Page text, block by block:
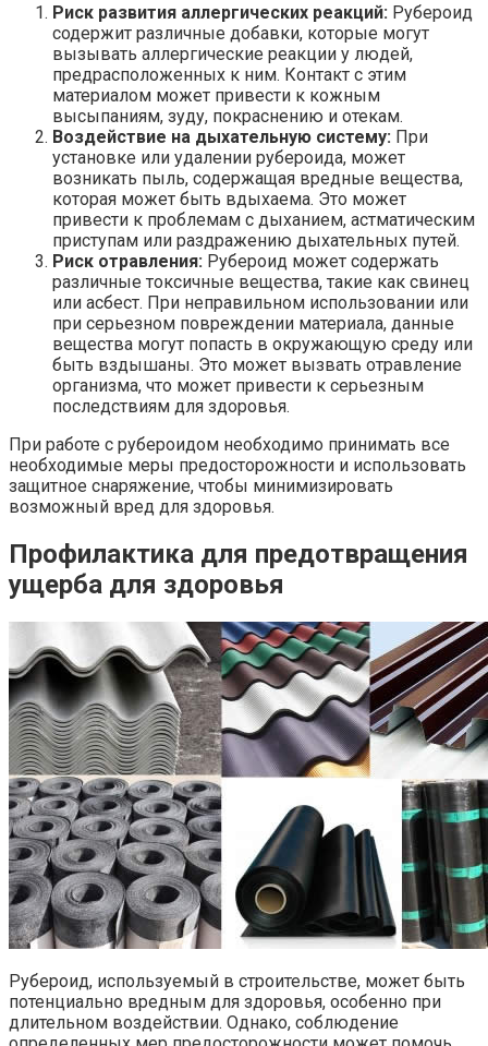
Риск развития аллергических реакций: Рубероид
содержит различные добавки, которые могут
вызывать аллергические реакции у людей,
предрасположенных к ним. Контакт с этим
материалом может привести к кожным
высыпаниям, зуду, покраснению и отекам.
Воздействие на дыхательную систему: При
установке или удалении рубероида, может
возникать пыль, содержащая вредные вещества,
которая может быть вдыхаема. Это может
привести к проблемам с дыханием, астматическим
приступам или раздражению дыхательных путей.
Риск отравления: Рубероид может содержать
различные токсичные вещества, такие как свинец
или асбест. При неправильном использовании или
при серьезном повреждении материала, данные
вещества могут попасть в окружающую среду или
быть вздышаны. Это может вызвать отравление
организма, что может привести к серьезным
последствиям для здоровья.
При работе с рубероидом необходимо принимать все
необходимые меры предосторожности и использовать
защитное снаряжение, чтобы минимизировать
возможный вред для здоровья.
Профилактика для предотвращения
ущерба для здоровья
Рубероид, используемый в строительстве, может быть
потенциально вредным для здоровья, особенно при
длительном воздействии. Однако, соблюдение